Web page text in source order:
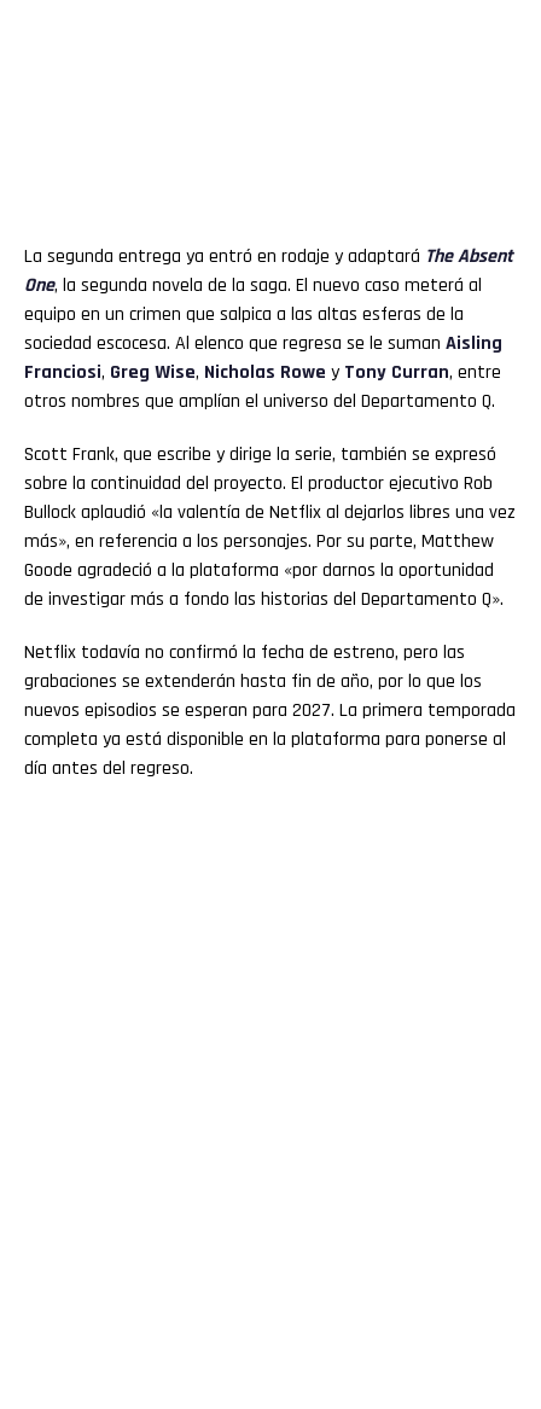
La segunda entrega ya entró en rodaje y adaptará The Absent
One, la segunda novela de la saga. El nuevo caso meterá al
equipo en un crimen que salpica a las altas esferas de la
sociedad escocesa. Al elenco que regresa se le suman Aisling
Franciosi, Greg Wise, Nicholas Rowe y Tony Curran, entre
otros nombres que amplían el universo del Departamento Q.
Scott Frank, que escribe y dirige la serie, también se expresó
sobre la continuidad del proyecto. El productor ejecutivo Rob
Bullock aplaudió «la valentía de Netflix al dejarlos libres una vez
más», en referencia a los personajes. Por su parte, Matthew
Goode agradeció a la plataforma «por darnos la oportunidad
de investigar más a fondo las historias del Departamento Q».
Netflix todavía no confirmó la fecha de estreno, pero las
grabaciones se extenderán hasta fin de año, por lo que los
nuevos episodios se esperan para 2027. La primera temporada
completa ya está disponible en la plataforma para ponerse al
día antes del regreso.